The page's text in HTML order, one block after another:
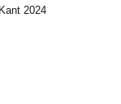
2024